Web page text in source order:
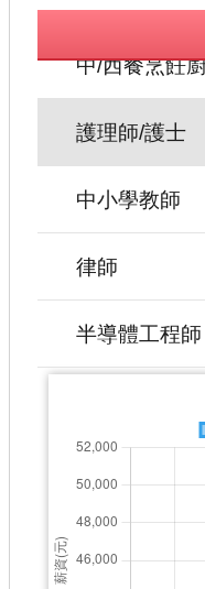
及
安
政